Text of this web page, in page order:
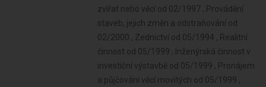
zvířat nebo věcí od 02/1997 , Provádění
staveb, jejich změn a odstraňování od
02/2000 , Zednictví od 05/1994 , Realitní
činnost od 05/1999 , Inženýrská činnost v
investiční výstavbě od 05/1999 , Pronájem
a půjčování věcí movitých od 05/1999 ,